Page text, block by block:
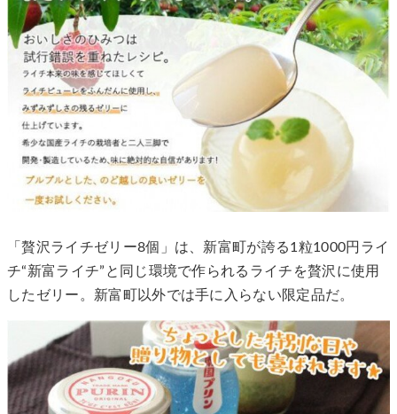
「贅沢ライチゼリー8個」は、新富町が誇る1粒1000円ライ
チ“新富ライチ”と同じ環境で作られるライチを贅沢に使用
したゼリー。新富町以外では手に入らない限定品だ。